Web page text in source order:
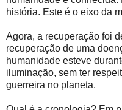
história. Este é o eixo da
Agora, a recuperação foi
recuperação de uma
humanidade esteve
iluminação, sem ter
guerreira no planeta.